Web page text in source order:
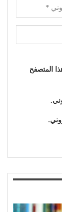
المتصفح